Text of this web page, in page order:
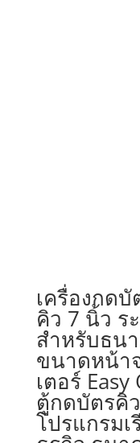
เครื่องกด
คิว 7 นิ้ว ร
สำหรับธน
ขนาดหน้า
เตอร์
ตู้กดบัตรคิ
โปรแกรม